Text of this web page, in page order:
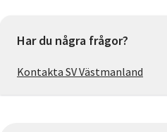
Har du några frågor?
Kontakta SV Västmanland